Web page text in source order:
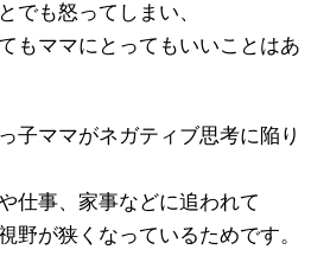
でも怒ってしまい、
もママにとってもいいことはあ
子ママがネガティブ思考に陥り
仕事、家事などに追われて
野が狭くなっているためです。